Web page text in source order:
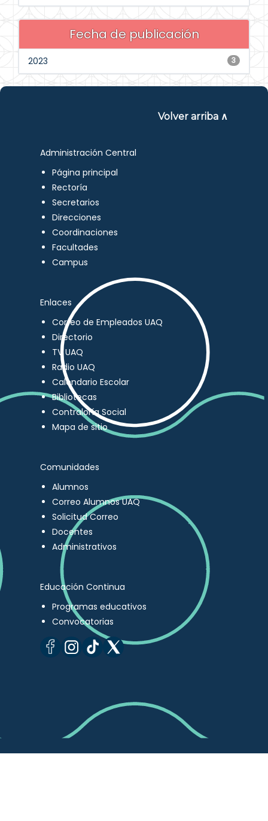
Fecha de publicación
3
2023
Volver arriba ∧
Administración Central
Página principal
Rectoría
Secretarios
Direcciones
Coordinaciones
Facultades
Campus
Enlaces
Correo de Empleados UAQ
Directorio
TV UAQ
Radio UAQ
Calendario Escolar
Bibliotecas
Contraloría Social
Mapa de sitio
Comunidades
Alumnos
Correo Alumnos UAQ
Solicitud Correo
Docentes
Administrativos
Educación Continua
Programas educativos
Convocatorias